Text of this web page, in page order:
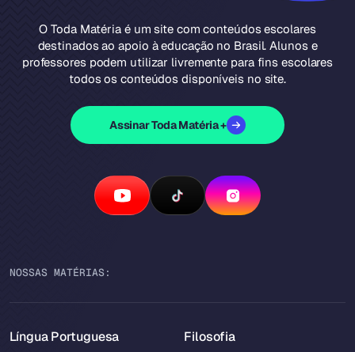
O Toda Matéria é um site com conteúdos escolares
destinados ao apoio à educação no Brasil. Alunos e
professores podem utilizar livremente para fins escolares
todos os conteúdos disponíveis no site.
Assinar Toda Matéria +
NOSSAS MATÉRIAS:
Língua Portuguesa Filosofia